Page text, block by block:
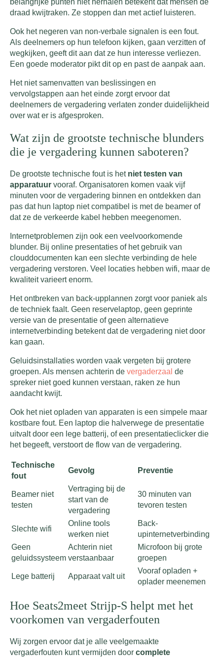
belangrijke punten niet herhalen betekent dat mensen de
draad kwijtraken. Ze stoppen dan met actief luisteren.
Ook het negeren van non-verbale signalen is een fout.
Als deelnemers op hun telefoon kijken, gaan verzitten of
wegkijken, geeft dit aan dat ze hun interesse verliezen.
Een goede moderator pikt dit op en past de aanpak aan.
Het niet samenvatten van beslissingen en
vervolgstappen aan het einde zorgt ervoor dat
deelnemers de vergadering verlaten zonder duidelijkheid
over wat er is afgesproken.
Wat zijn de grootste technische blunders
die je vergadering kunnen saboteren?
De grootste technische fout is het niet testen van
apparatuur vooraf. Organisatoren komen vaak vijf
minuten voor de vergadering binnen en ontdekken dan
pas dat hun laptop niet compatibel is met de beamer of
dat ze de verkeerde kabel hebben meegenomen.
Internetproblemen zijn ook een veelvoorkomende
blunder. Bij online presentaties of het gebruik van
clouddocumenten kan een slechte verbinding de hele
vergadering verstoren. Veel locaties hebben wifi, maar de
kwaliteit varieert enorm.
Het ontbreken van back-upplannen zorgt voor paniek als
de techniek faalt. Geen reservelaptop, geen geprinte
versie van de presentatie of geen alternatieve
internetverbinding betekent dat de vergadering niet door
kan gaan.
Geluidsinstallaties worden vaak vergeten bij grotere
groepen. Als mensen achterin de vergaderzaal de
spreker niet goed kunnen verstaan, raken ze hun
aandacht kwijt.
Ook het niet opladen van apparaten is een simpele maar
kostbare fout. Een laptop die halverwege de presentatie
uitvalt door een lege batterij, of een presentatieclicker die
het begeeft, verstoort de flow van de vergadering.
Technische
fout
Gevolg Preventie
Beamer niet
testen
Vertraging bij de
start van de
vergadering
30 minuten van
tevoren testen
Slechte wifi
Online tools
werken niet
Back-
upinternetverbinding
Geen
geluidssysteem
Achterin niet
verstaanbaar
Microfoon bij grote
groepen
Lege batterij Apparaat valt uit
Vooraf opladen +
oplader meenemen
Hoe Seats2meet Strijp-S helpt met het
voorkomen van vergaderfouten
Wij zorgen ervoor dat je alle veelgemaakte
vergaderfouten kunt vermijden door complete